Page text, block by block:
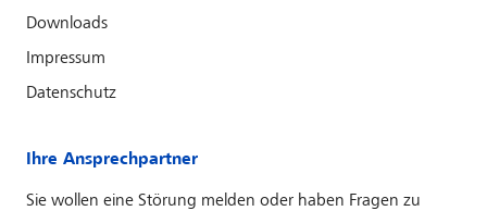
Downloads
Impressum
Datenschutz
Ihre Ansprechpartner
Sie wollen eine Störung melden oder haben Fragen zu